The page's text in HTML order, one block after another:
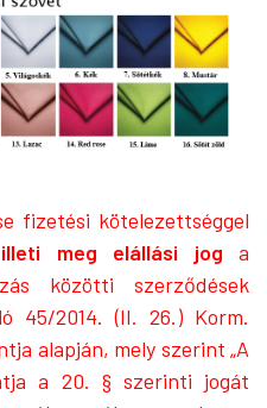
fizetési kötelezettséggel
meg elállási jog a
közötti szerződések
45/2014. (II. 26.) Korm.
alapján, mely szerint „A
a 20. § szerinti jogát